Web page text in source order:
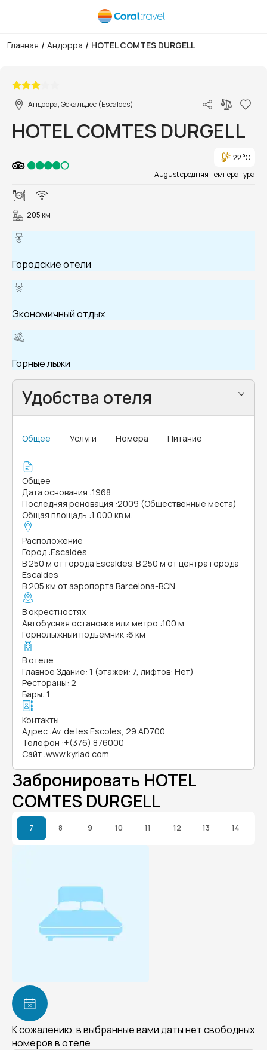
Главная / Андорра / HOTEL COMTES DURGELL
Андорра, Эскальдес (Escaldes)
HOTEL COMTES DURGELL
22 °C
August средняя температура
205 км
Городские отели
Экономичный отдых
Горные лыжи
Удобства отеля
Общее Услуги Номера Питание
Общее
Дата основания :1968
Последняя реновация :2009 (Общественные места)
Общая площадь :1 000 кв.м.
Расположение
Город :Escaldes
В 250 м от города Escaldes. В 250 м от центра города
Escaldes
В 205 км от аэропорта Barcelona-BCN
В окрестностях
Автобусная остановка или метро :100 м
Горнолыжный подъемник :6 км
В отеле
Главное Здание: 1 (этажей: 7, лифтов: Нет)
Рестораны: 2
Бары: 1
Контакты
Адрес :Av. de les Escoles, 29 AD700
Телефон :+(376) 876000
Сайт :www.kyriad.com
Забронировать HOTEL
COMTES DURGELL
7 8 9 10 11 12 13 14
К сожалению, в выбранные вами даты нет свободных
номеров в отеле